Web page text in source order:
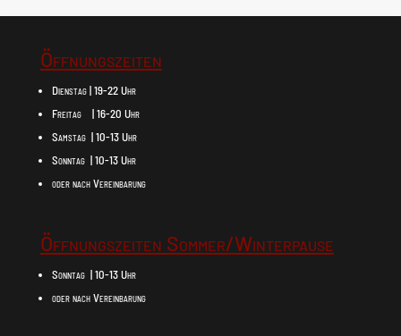
Öffnungszeiten
Dienstag | 19-22 Uhr
Freitag | 16-20 Uhr
Samstag | 10-13 Uhr
Sonntag | 10-13 Uhr
oder nach Vereinbarung
Öffnungszeiten Sommer/Winterpause
Sonntag | 10-13 Uhr
oder nach Vereinbarung